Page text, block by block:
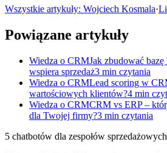
Wszystkie artykuły: Wojciech Kosmala·
Powiązane artykuły
Wiedza o CRMJak zbudować
wspiera sprzedaż3 min czytania
Wiedza o CRMLead scoring w
wartościowych klientów?4 min
Wiedza o CRMCRM vs ERP –
dla Twojej firmy?3 min czytania
5 chatbotów dla zespołów sprzedażowych